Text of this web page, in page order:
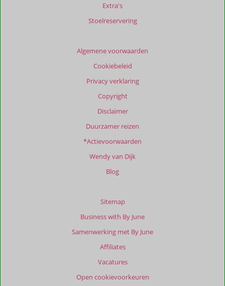
Extra's
Stoelreservering
Algemene voorwaarden
Cookiebeleid
Privacy verklaring
Copyright
Disclaimer
Duurzamer reizen
*Actievoorwaarden
Wendy van Dijk
Blog
Sitemap
Business with By June
Samenwerking met By June
Affiliates
Vacatures
Open cookievoorkeuren